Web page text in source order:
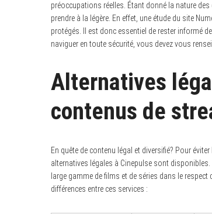
préoccupations réelles. Étant donné la nature
prendre à la légère. En effet, une étude du site
protégés. Il est donc essentiel de rester informé
naviguer en toute sécurité, vous devez vous
Alternatives
contenus de
En quête de contenu légal et diversifié? Pour
alternatives légales à Cinepulse sont
large gamme de films et de séries dans le
différences entre ces services :